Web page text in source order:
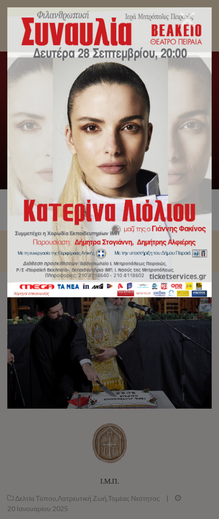
Ευλογία Βασιλόπιτας του Γραφείου Νεότητος της
Ιεράς Μητροπόλεως Πειραιώς.
Αρχική Δελτία Τύπου, Λατρευτική Ζωή,Τομέας
Νεότητος /
Ευλογία Βασιλόπιτας του Γραφείου Νεότητος της
Ιεράς Μητροπόλεως Πειραιώς.
Ι.Μ.Π.
Δελτία Τύπου,Λατρευτική Ζωή,Τομέας Νεότητος
|
20 Ιανουαρίου 2025